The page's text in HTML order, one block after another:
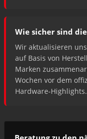
Wie sicher sind
Wir aktualisieren
auf Basis von
Marken
Wochen vor dem
Hardware-Highlights.